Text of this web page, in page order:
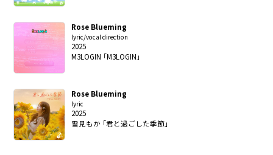
Rose Blueming
lyric/vocal direction
2025
M3LOGIN ｢M3LOGIN｣
Rose Blueming
lyric
2025
雪見もか ｢君と過ごした季節｣